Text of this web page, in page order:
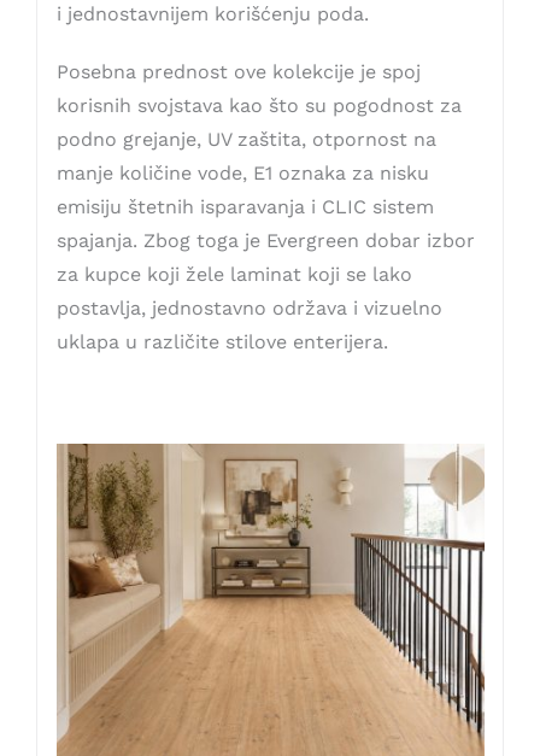
i jednostavnijem korišćenju poda.
Posebna prednost ove kolekcije je spoj
korisnih svojstava kao što su pogodnost za
podno grejanje, UV zaštita, otpornost na
manje količine vode, E1 oznaka za nisku
emisiju štetnih isparavanja i CLIC sistem
spajanja. Zbog toga je Evergreen dobar izbor
za kupce koji žele laminat koji se lako
postavlja, jednostavno održava i vizuelno
uklapa u različite stilove enterijera.